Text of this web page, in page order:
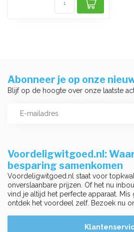
Voordeligwitgoed.nl:
besparing samenkomen
Voordeligwitgoed.nl staat voor
onverslaanbare prijzen. Of het nu
vind je altijd het perfecte apparaat. Mis
ontdek het voordeel zelf. Bezoek nu
Abonneer je op onze
Blijf op de hoogte over onze laatste